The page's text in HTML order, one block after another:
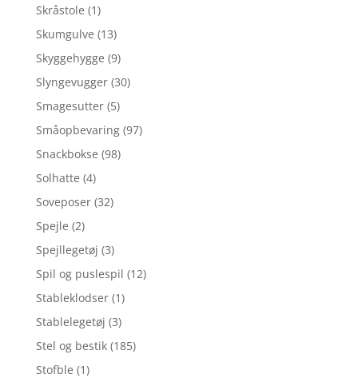
Skråstole (1)
Skumgulve (13)
Skyggehygge (9)
Slyngevugger (30)
Smagesutter (5)
Småopbevaring (97)
Snackbokse (98)
Solhatte (4)
Soveposer (32)
Spejle (2)
Spejllegetøj (3)
Spil og puslespil (12)
Stableklodser (1)
Stablelegetøj (3)
Stel og bestik (185)
Stofble (1)